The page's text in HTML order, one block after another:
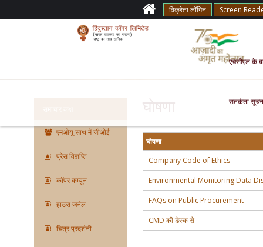
विक्रेता लॉगिन Screen
एचसीएल के
सतर्कता
एमओयू साथ में जीओई
प्रेस विज्ञप्ति
कॉपर कम्यून
हाउस जर्नल
चित्र प्रदर्शनी
घोषणा
घोषणा
Company Code of Ethics
Environmental Monitoring Data
FAQs on Public Procurement
CMD की डेस्क से